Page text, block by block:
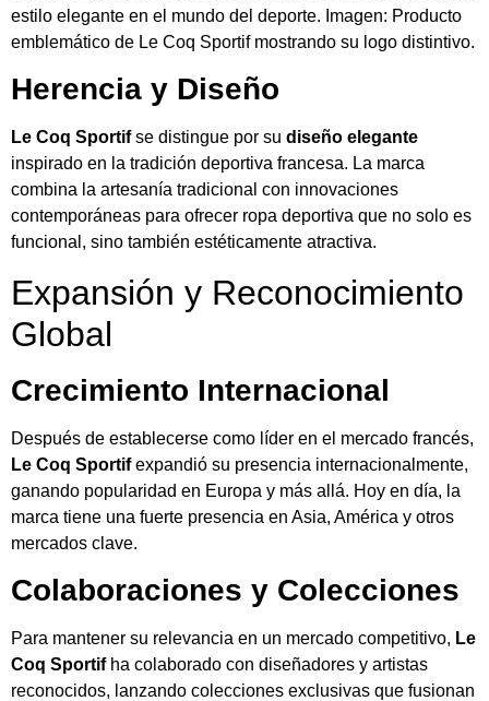
estilo elegante en el mundo del deporte. Imagen: Producto
emblemático de Le Coq Sportif mostrando su logo distintivo.
Herencia y Diseño
Le Coq Sportifse distingue por su diseño elegante
inspirado en la tradición deportiva francesa. La marca
combina la artesanía tradicional con innovaciones
contemporáneas para ofrecer ropa deportiva que no solo es
funcional, sino también estéticamente atractiva.
Expansión y Reconocimiento
Global
Crecimiento Internacional
Después de establecerse como líder en el mercado francés,
Le Coq Sportifexpandió su presencia internacionalmente,
ganando popularidad en Europa y más allá. Hoy en día, la
marca tiene una fuerte presencia en Asia, América y otros
mercados clave.
Colaboraciones y Colecciones
Para mantener su relevancia en un mercado competitivo, Le
Coq Sportifha colaborado con diseñadores y artistas
reconocidos, lanzando colecciones exclusivas que fusionan